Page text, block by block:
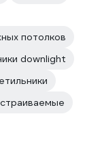
потолков
downlight